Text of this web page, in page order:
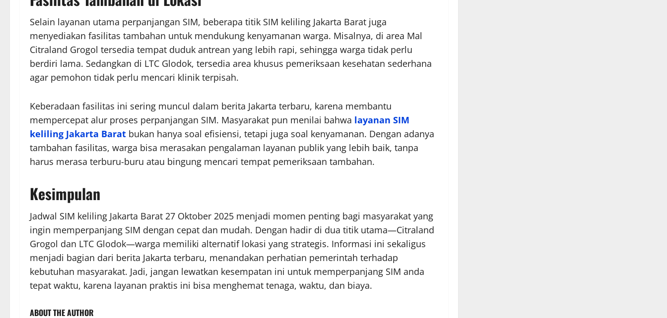
Selain layanan utama perpanjangan SIM, beberapa titik SIM keliling Jakarta Barat juga
menyediakan fasilitas tambahan untuk mendukung kenyamanan warga. Misalnya, di area Mal
Citraland Grogol tersedia tempat duduk antrean yang lebih rapi, sehingga warga tidak perlu
berdiri lama. Sedangkan di LTC Glodok, tersedia area khusus pemeriksaan kesehatan sederhana
agar pemohon tidak perlu mencari klinik terpisah.
Keberadaan fasilitas ini sering muncul dalam berita Jakarta terbaru, karena membantu
mempercepat alur proses perpanjangan SIM. Masyarakat pun menilai bahwa layanan SIM
keliling Jakarta Barat bukan hanya soal efisiensi, tetapi juga soal kenyamanan. Dengan adanya
tambahan fasilitas, warga bisa merasakan pengalaman layanan publik yang lebih baik, tanpa
harus merasa terburu-buru atau bingung mencari tempat pemeriksaan tambahan.
Kesimpulan
Jadwal SIM keliling Jakarta Barat 27 Oktober 2025 menjadi momen penting bagi masyarakat yang
ingin memperpanjang SIM dengan cepat dan mudah. Dengan hadir di dua titik utama—Citraland
Grogol dan LTC Glodok—warga memiliki alternatif lokasi yang strategis. Informasi ini sekaligus
menjadi bagian dari berita Jakarta terbaru, menandakan perhatian pemerintah terhadap
kebutuhan masyarakat. Jadi, jangan lewatkan kesempatan ini untuk memperpanjang SIM anda
tepat waktu, karena layanan praktis ini bisa menghemat tenaga, waktu, dan biaya.
ABOUT THE AUTHOR